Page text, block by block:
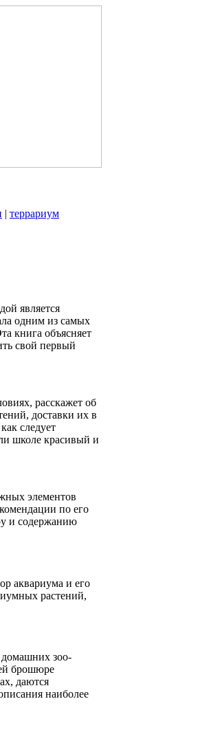
| террариум
является
одним из самых
книга объясняет
свой первый
расскажет об
доставки их в
следует
школе красивый и
элементов
по его
и содержанию
аквариума и его
растений,
зоо-
брошюре
даются
наиболее